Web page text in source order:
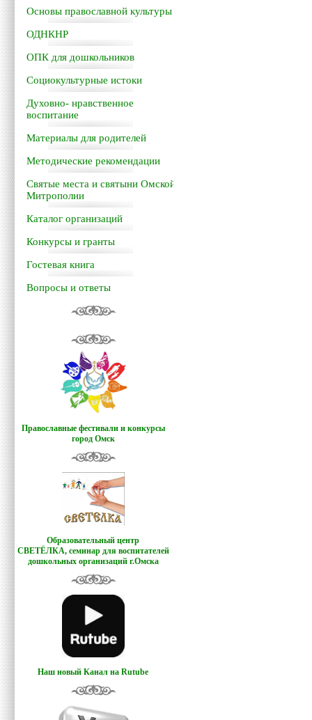
Основы православной культуры
ОДНКНР
ОПК для дошкольников
Социокультурные истоки
Духовно- нравственное
воспитание
Материалы для родителей
Методические рекомендации
Святые места и святыни Омской
Митрополии
Каталог организаций
Конкурсы и гранты
Гостевая книга
Вопросы и ответы
Православные фестивали и конкурсы
город Омск
Образовательный центр
СВЕТЁЛКА, семинар для воспитателей
дошкольных организаций г.Омска
Наш новый Канал на Rutube